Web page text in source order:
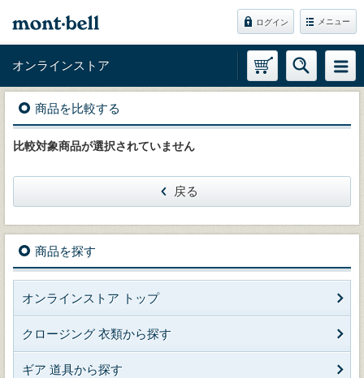
ログイン メニュー
オンラインストア
商品を比較する
比較対象商品が選択されていません
戻る
商品を探す
オンラインストア トップ
クロージング 衣類から探す
ギア 道具から探す